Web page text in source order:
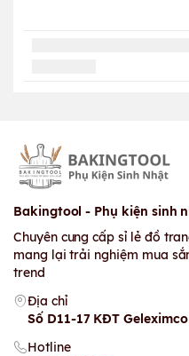
Bakingtool - Phụ kiện sinh
Chuyên cung cấp sỉ lẻ đồ
mang lại trải nghiệm mua
trend
Địa chỉ
Số D11-17 KĐT
Hotline